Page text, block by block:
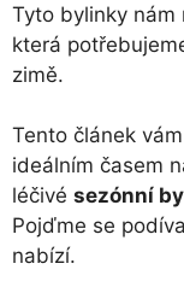
Tyto bylinky nám
která
zimě.
Tento článek
ideálním časem
léčivé sezónní
Pojďme se
nabízí.